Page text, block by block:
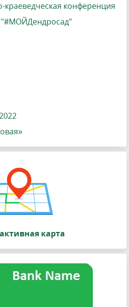
краеведческая конференция
карта